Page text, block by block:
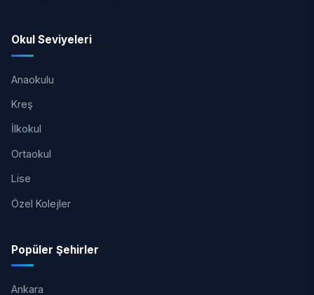
Okul Seviyeleri
Anaokulu
Kreş
İlkokul
Ortaokul
Lise
Özel Kolejler
Popüler Şehirler
Ankara